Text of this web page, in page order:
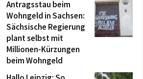
Antragsstau beim
Wohngeld in Sachsen:
Sächsische Regierung
plant selbst mit
Millionen-Kürzungen
beim Wohngeld